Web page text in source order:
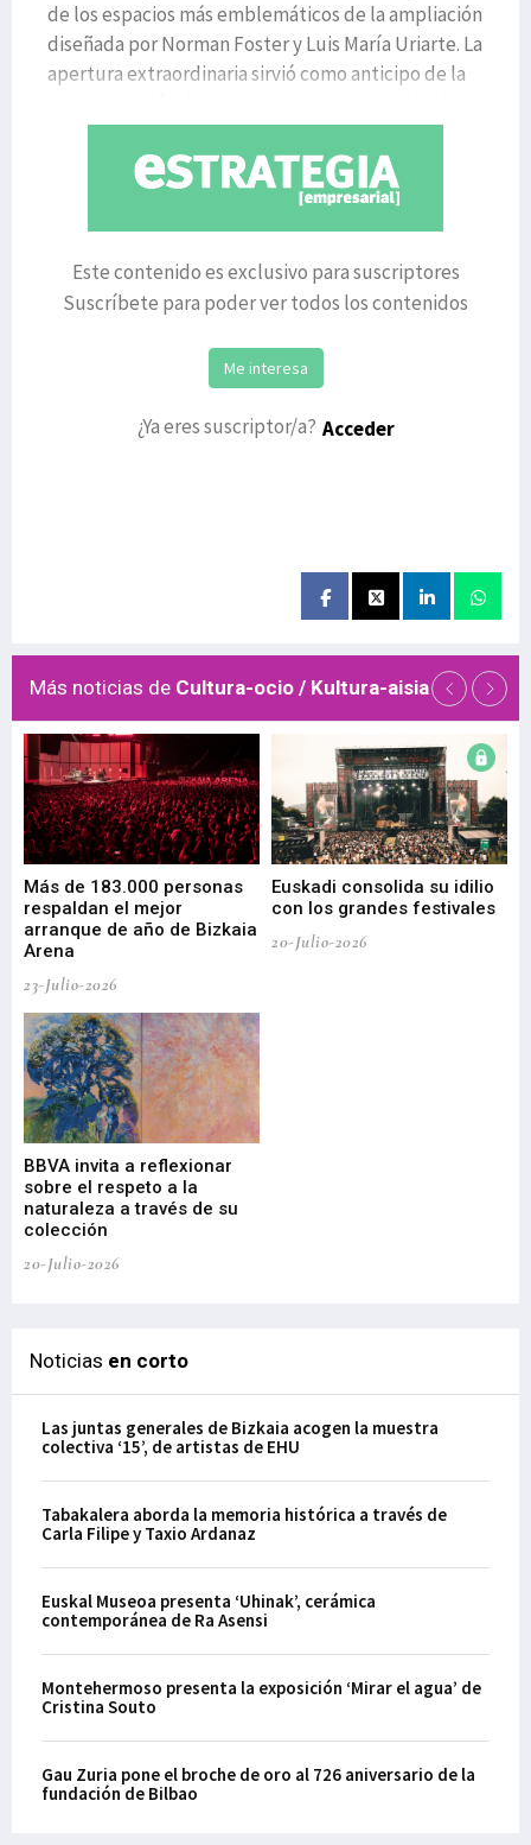
de los espacios más emblemáticos de la ampliación
diseñada por Norman Foster y Luis María Uriarte. La
apertura extraordinaria sirvió como anticipo de la
Este contenido es exclusivo para suscriptores
Suscríbete para poder ver todos los contenidos
Me interesa
¿Ya eres suscriptor/a? Acceder
Más noticias de Cultura-ocio / Kultura-aisia
Más de 183.000 personas
respaldan el mejor
arranque de año de Bizkaia
Arena
23-Julio-2026
Euskadi consolida su idilio
con los grandes festivales
20-Julio-2026
BBVA invita a reflexionar
sobre el respeto a la
naturaleza a través de su
colección
20-Julio-2026
Noticias en corto
Las juntas generales de Bizkaia acogen la muestra
colectiva ‘15’, de artistas de EHU
Tabakalera aborda la memoria histórica a través de
Carla Filipe y Taxio Ardanaz
Euskal Museoa presenta ‘Uhinak’, cerámica
contemporánea de Ra Asensi
Montehermoso presenta la exposición ‘Mirar el agua’ de
Cristina Souto
Gau Zuria pone el broche de oro al 726 aniversario de la
fundación de Bilbao